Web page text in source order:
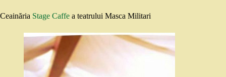
Ceainăria Stage Caffe a teatrului Masca Militari